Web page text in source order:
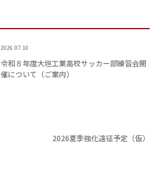
2026.07.10
令和８年度大垣工業高校サッカー部練習会開
催について（ご案内）
2026夏季強化遠征予定（仮）